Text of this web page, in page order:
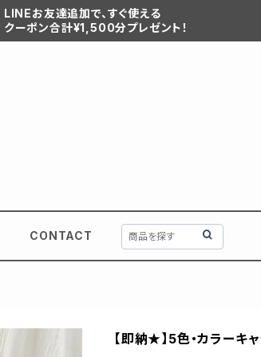
LINEお友達追加で、すぐ使える
クーポン合計¥1,500分プレゼント！
CONTACT
【即納★】5色・カラーキ